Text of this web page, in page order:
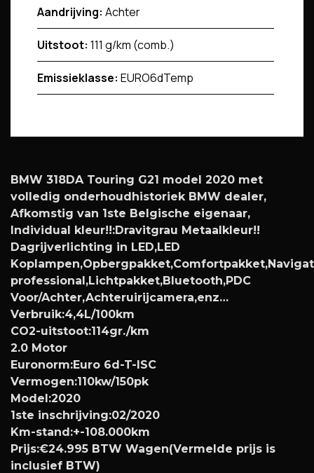
BMW 318DA Touring G21 model 2020 met
volledig onderhoudhistoriek BMW dealer,
Afkomstig van 1ste Belgische eigenaar,
Individual kleur!!:Dravitgrau Metaalkleur!!
Dagrijverlichting in LED,LED
professional,Lichtpakket,Bluetooth,PDC
Voor/Achter,Achteruirijcamera,enz…
Verbruik:4,4L/100km
CO2-uitstoot:114gr./km
2.0 Motor
Euronorm:Euro 6d-T-ISC
Vermogen:110kw/150pk
Model:2020
1ste inschrijving:02/2020
Km-stand:+-108.000km
Prijs:€24.995 BTW Wagen(Vermelde prijs is
inclusief BTW)
Aandrijving: Achter
Uitstoot: 111 g/km (comb.)
Emissieklasse: EURO6dTemp